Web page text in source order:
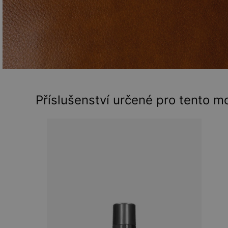
Příslušenství určené pro tento